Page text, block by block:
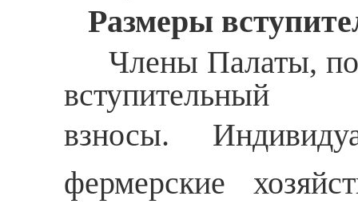
Размеры
Члены Палаты,
взносы.
фермерские